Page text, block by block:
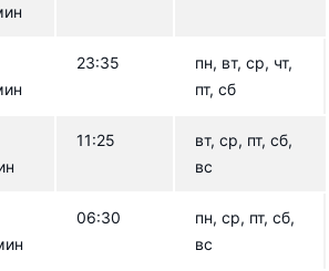
23:35
пн, вт, ср, чт,
пт, сб
11:25
вт, ср, пт, сб,
вс
06:30
пн, ср, пт, сб,
вс